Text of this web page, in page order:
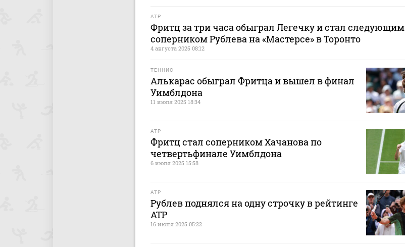
ATP
Фритц за три часа обыграл Легечку и стал следующим
соперником Рублева на «Мастерсе» в Торонто
4 августа 2025 08:12
ТЕННИС
Алькарас обыграл Фритца и вышел в финал
Уимблдона
11 июля 2025 18:34
ATP
Фритц стал соперником Хачанова по
четвертьфинале Уимблдона
6 июля 2025 15:58
ATP
Рублев поднялся на одну строчку в рейтинге
АТР
16 июня 2025 05:22